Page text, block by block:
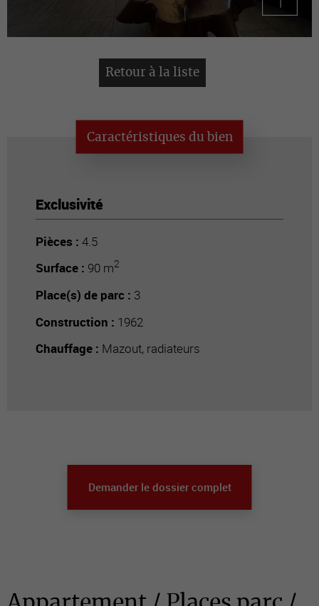
Retour à la liste
Caractéristiques du bien
Exclusivité
Pièces : 4.5
Surface : 90 m2
Place(s) de parc : 3
Construction : 1962
Chauffage : Mazout, radiateurs
Demander le dossier complet